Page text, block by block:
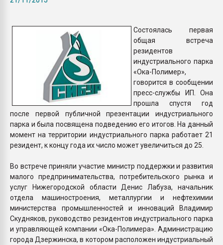
ПЕРЕЙТИ НА
Состоялась первая
общая встреча
резидентов
индустриального парка
«Ока-Полимер»,
говорится в сообщении
пресс-службы ИП. Она
прошла спустя год
после первой публичной презентации индустриального
парка и была посвящена подведению его итогов. На данный
момент на территории индустриального парка работает 21
резидент, к концу года их число может увеличиться до 25.
Во встрече приняли участие министр поддержки и развития
малого предпринимательства, потребительского рынка и
услуг Нижегородской области Денис Лабуза, начальник
отдела машиностроения, металлургии и нефтехимии
министерства промышленностей и инноваций Владимир
Скудняков, руководство резидентов индустриального парка
и управляющей компании «Ока-Полимера». Администрацию
города Дзержинска, в котором расположен индустриальный